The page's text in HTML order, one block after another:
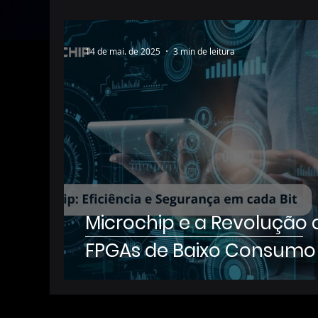
Microchip e a Revolução
FPGAs de Baixo Consumo
14 de mai. de 2025 3 min de leitura